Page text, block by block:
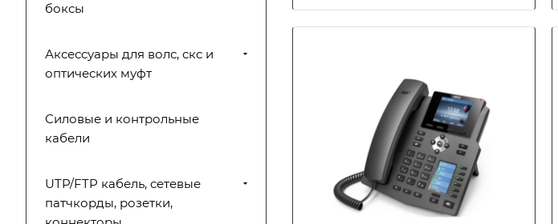
боксы
Аксессуары для волс, скс и
оптических муфт
Силовые и контрольные
кабели
UTP/FTP кабель, сетевые
патчкорды, розетки,